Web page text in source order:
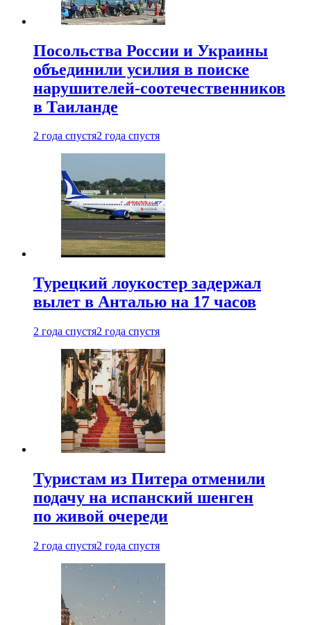
Посольства России и Украины
объединили усилия в поиске
нарушителей-соотечественников
в Таиланде
2 года спустя2 года спустя
Турецкий лоукостер задержал
вылет в Анталью на 17 часов
2 года спустя2 года спустя
Туристам из Питера отменили
подачу на испанский шенген
по живой очереди
2 года спустя2 года спустя